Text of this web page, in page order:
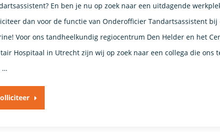
En ben je nu op zoek naar een uitdagende
dan voor de functie van Onderofficier Tandartsassistent bij
Voor ons tandheelkundig regiocentrum Den Helder en het
Hospitaal in Utrecht zijn wij op zoek naar een collega die ons
…